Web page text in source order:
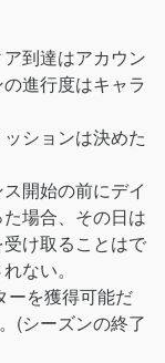
到達はアカウン
進行度はキャラ
ションは決めた
開始の前にデイ
場合、その日は
け取ることはで
ない。
ーを獲得可能だ
(シーズンの終了